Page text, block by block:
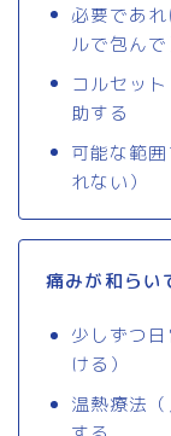
必要であ
ルで包んで
コルセッ
助する
可能な範
れない）
痛みが和らい
少しずつ
ける）
温熱療法